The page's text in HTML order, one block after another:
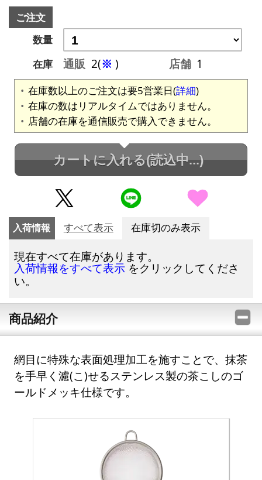
ご注文
数量
在庫
通販 2(※ ) 店舗 1
在庫数以上のご注文は要5営業日(詳細)
在庫の数はリアルタイムではありません。
店舗の在庫を通信販売で購入できません。
カートに入れる(読込中...)
入荷情報 すべて表示 在庫切のみ表示
現在すべて在庫があります。
入荷情報をすべて表示 をクリックしてくださ
い。
商品紹介
網目に特殊な表面処理加工を施すことで、抹茶
を手早く濾(こ)せるステンレス製の茶こしのゴ
ールドメッキ仕様です。